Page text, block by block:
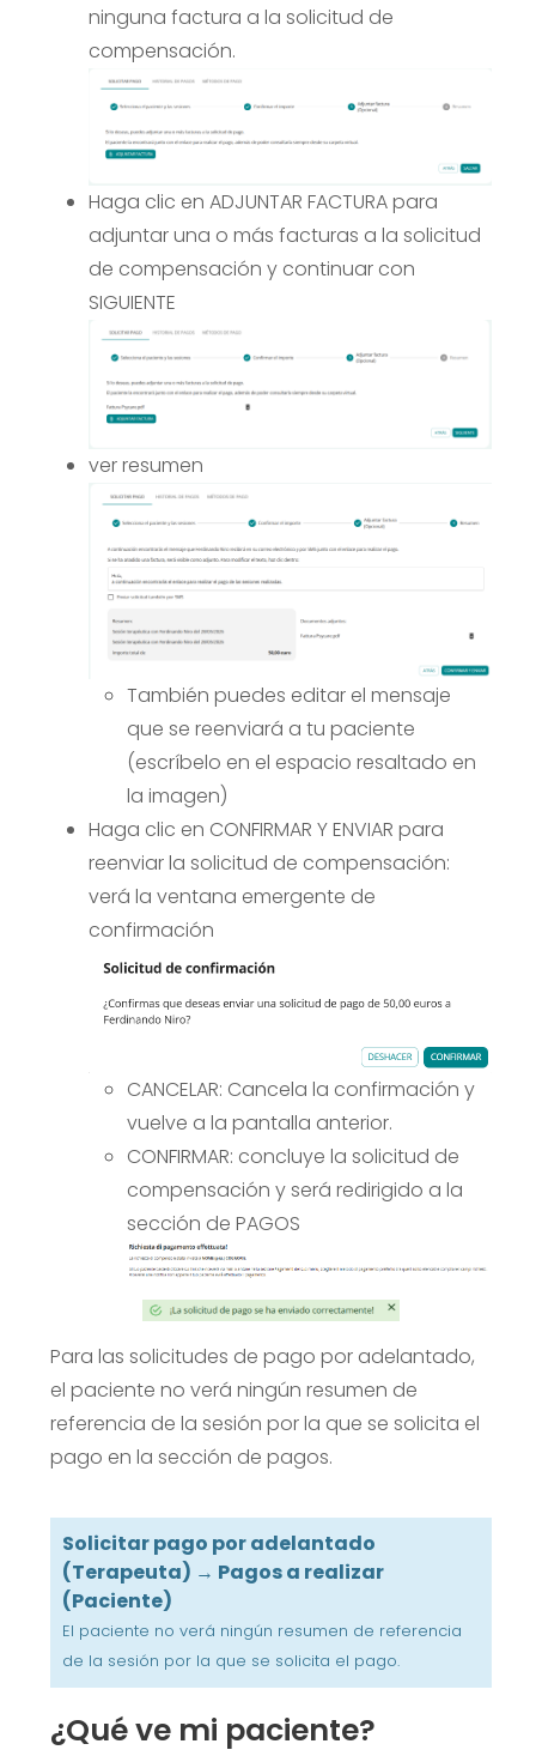
ninguna factura a la solicitud de
compensación.
Haga clic en ADJUNTAR FACTURA para
adjuntar una o más facturas a la solicitud
de compensación y continuar con
SIGUIENTE
ver resumen
También puedes editar el mensaje
que se reenviará a tu paciente
(escríbelo en el espacio resaltado en
la imagen)
Haga clic en CONFIRMAR Y ENVIAR para
reenviar la solicitud de compensación:
verá la ventana emergente de
confirmación
CANCELAR: Cancela la confirmación y
vuelve a la pantalla anterior.
CONFIRMAR: concluye la solicitud de
compensación y será redirigido a la
sección de PAGOS
Para las solicitudes de pago por adelantado,
el paciente no verá ningún resumen de
referencia de la sesión por la que se solicita el
pago en la sección de pagos.
Solicitar pago por adelantado
(Terapeuta) → Pagos a realizar
(Paciente)
El paciente no verá ningún resumen de referencia
de la sesión por la que se solicita el pago.
¿Qué ve mi paciente?